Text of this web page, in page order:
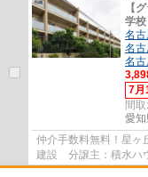
【
学
名
名
名
7月
間取:
愛
仲介手数料無料！星
建設 分譲主：積水ハ